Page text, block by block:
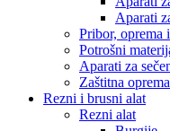
Aparati
Pribor, oprema
Potrošni
Aparati za
Zaštitna
Rezni i brusni alat
Rezni alat